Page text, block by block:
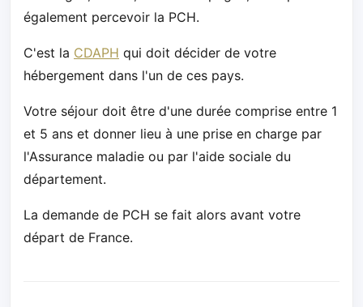
également percevoir la PCH.
C'est la CDAPH qui doit décider de votre
hébergement dans l'un de ces pays.
Votre séjour doit être d'une durée comprise entre 1
et 5 ans et donner lieu à une prise en charge par
l'Assurance maladie ou par l'aide sociale du
département.
La demande de PCH se fait alors avant votre
départ de France.